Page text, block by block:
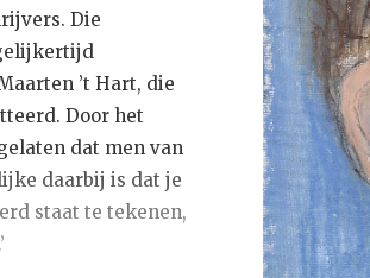
Die
’t Hart, die
Door het
dat men van
daarbij is dat je
staat te tekenen,